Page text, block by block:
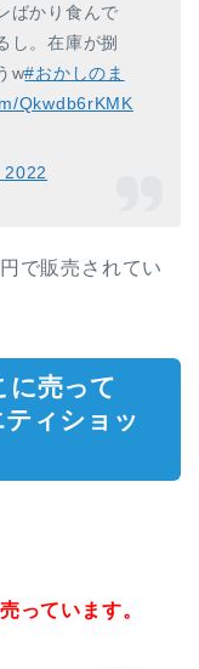
ばかり食んで
し。在庫が捌
w#おかしのま
Qkwdb6rKMK
で販売されてい
に売って
ィショッ
っています。